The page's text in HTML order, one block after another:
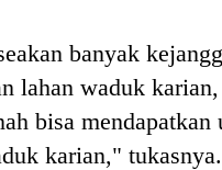
banyak
lahan waduk
bisa
karian," tukasnya.